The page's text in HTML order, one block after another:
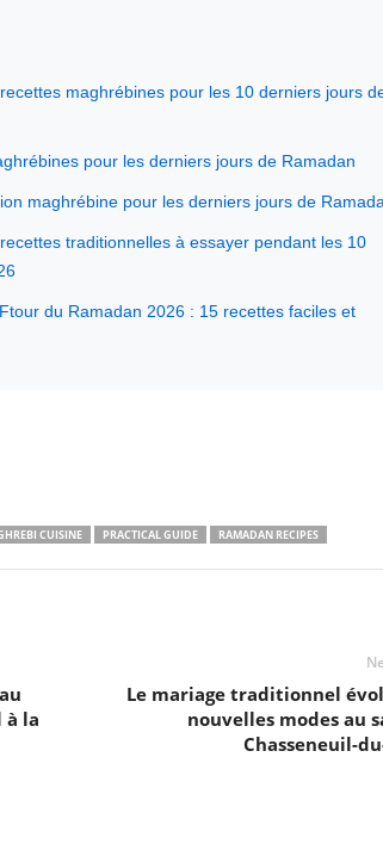
maghrébines pour les 10 derniers jours
pour les derniers jours de Ramadan
maghrébine pour les derniers jours de
traditionnelles à essayer pendant les 10
du Ramadan 2026 : 15 recettes faciles et
CUISINE PRACTICAL GUIDE RAMADAN RECIPES
à la
Le mariage traditionnel
nouvelles modes au
Chasseneuil-